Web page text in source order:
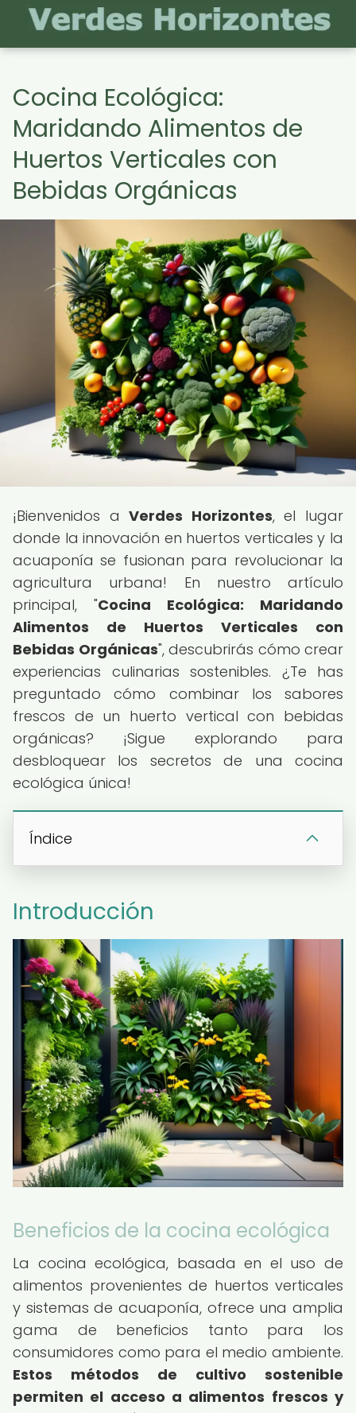
Cocina Ecológica:
Maridando Alimentos de
Huertos Verticales con
Bebidas Orgánicas
¡Bienvenidos aVerdes Horizontes, el lugar
donde la innovación en huertos verticales y la
acuaponía se fusionan para revolucionar la
agricultura urbana! En nuestro artículo
principal, "Cocina Ecológica: Maridando
Alimentos de Huertos Verticales con
Bebidas Orgánicas", descubrirás cómo crear
experiencias culinarias sostenibles. ¿Te has
preguntado cómo combinar los sabores
frescos de un huerto vertical con bebidas
orgánicas? ¡Sigue explorando para
desbloquear los secretos de una cocina
ecológica única!
Índice
Introducción
Beneficios de la cocina ecológica
La cocina ecológica, basada en el uso de
alimentos provenientes de huertos verticales
y sistemas de acuaponía, ofrece una amplia
gama de beneficios tanto para los
consumidores como para el medio ambiente.
Estos métodos de cultivo sostenible
permiten el acceso a alimentos frescos y